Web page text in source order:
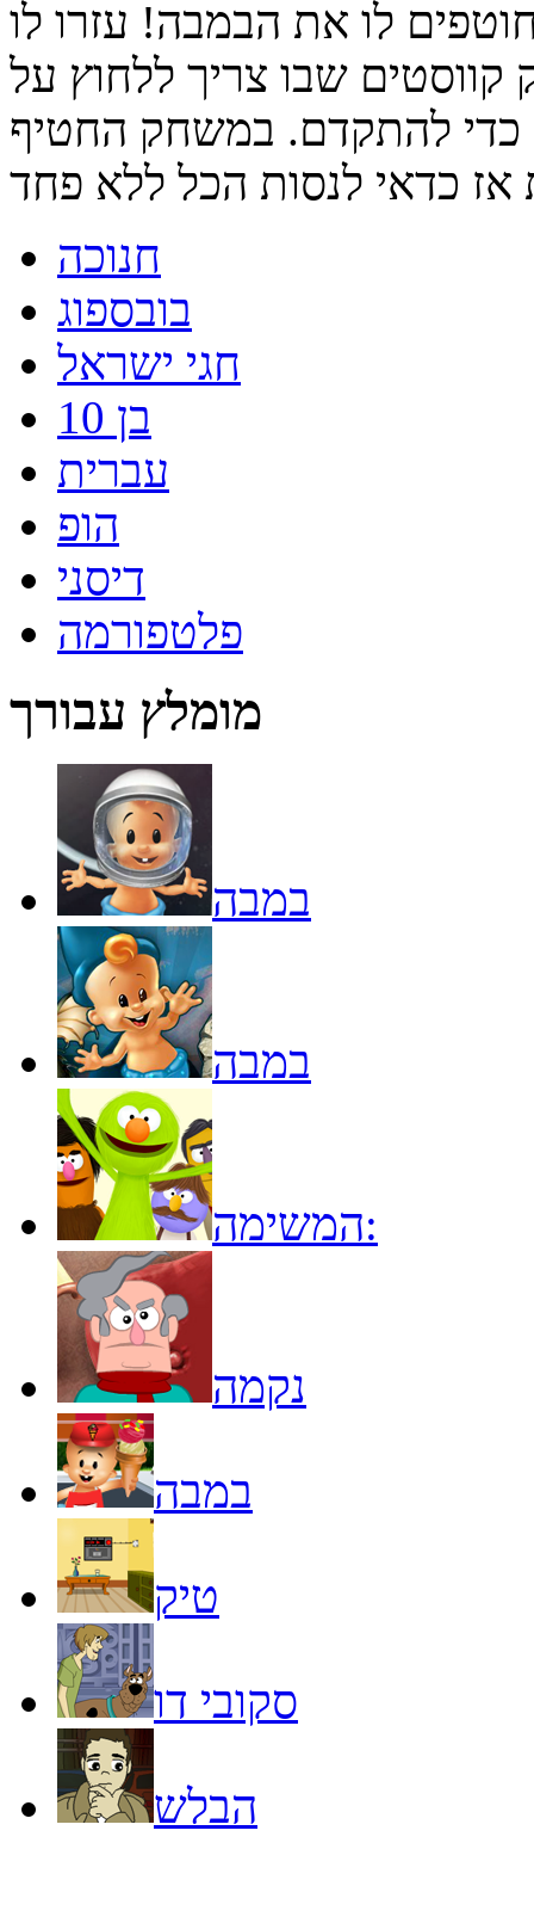
לו את הבמבה! עזרו לו
שבו צריך ללחוץ על
כדי להתקדם. במשחק החטיף
חנוכה
בובספוג
חגי ישראל
בן 10
עברית
הופ
דיסני
פלטפורמה
מומלץ עבורך
במבה
במבה
המשימה:
נקמה
במבה
טיק
סקובי דו
הבלש